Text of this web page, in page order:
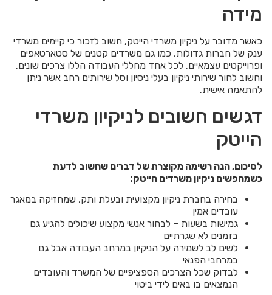
מידה
כאשר מדובר על ניקיון משרדי הייטק, חשוב לזכור כי קיימים משרדי
ענק של חברות גדולות, כמו גם משרדים קטנים של סטארטאפים
ופרוייקטים עצמאיים. לכל אחד מחללי העבודה הללו צרכים שונים,
וחשוב לחור שירותי ניקיון בעלי ניסיון וסל שירותים רחב אשר ניתן
להתאמה אישית.
דגשים חשובים לניקיון משרדי
הייטק
לסיכום, הנה רשימה מקוצרת של דברים שחשוב לדעת
כשמחפשים ניקיון משרדים הייטק:
בחירה בחברת ניקיון מקצועית ובעלת ותק, שמחזיקה במאגר
עובדים אמין
גמישות בשעות – לבחור אנשי מקצוע שיכולים להגיע גם
בזמנים לא שגרתיים
לשים לב לשמירה על הניקיון במרחב העבודה אבל גם
במרחבי הפנאי
לבדוק שכל הצרכים הספציפיים של המשרד והעובדים
הנמצאים בו באים לידי ביטוי